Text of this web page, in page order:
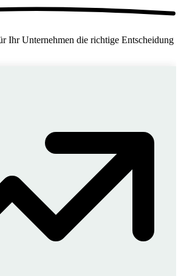
Ihr Unternehmen die richtige Entscheidung